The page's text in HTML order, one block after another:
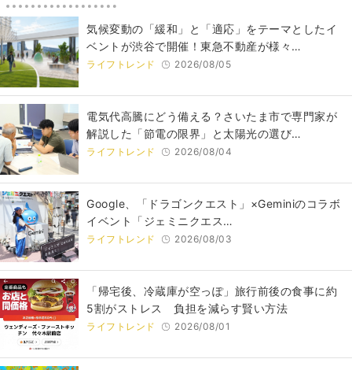
気候変動の「緩和」と「適応」をテーマとしたイ
ベントが渋谷で開催！東急不動産が様々…
ライフトレンド 2026/08/05
電気代高騰にどう備える？さいたま市で専門家が
解説した「節電の限界」と太陽光の選び…
ライフトレンド 2026/08/04
Google、「ドラゴンクエスト」×Geminiのコラボ
イベント「ジェミニクエス…
ライフトレンド 2026/08/03
「帰宅後、冷蔵庫が空っぽ」旅行前後の食事に約
5割がストレス 負担を減らす賢い方法
ライフトレンド 2026/08/01